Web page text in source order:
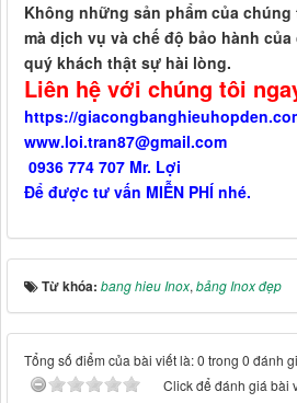
Không những sản phẩm của
mà dịch vụ và chế độ bảo hành
quý khách thật sự hài lòng.
Liên hệ với chúng tôi
https://
www.loi.tran87@gmail.com
0936 774 707 Mr. Lợi
Để được tư vấn MIỄN PHÍ nhé.
Từ khóa: bang hieu Inox, bảng Inox đẹp
Tổng số điểm của bài viết là: 0 trong 0 đánh
Click để đánh giá bài